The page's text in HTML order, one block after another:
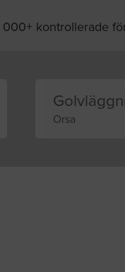
000+ kontrollerade
Orsa